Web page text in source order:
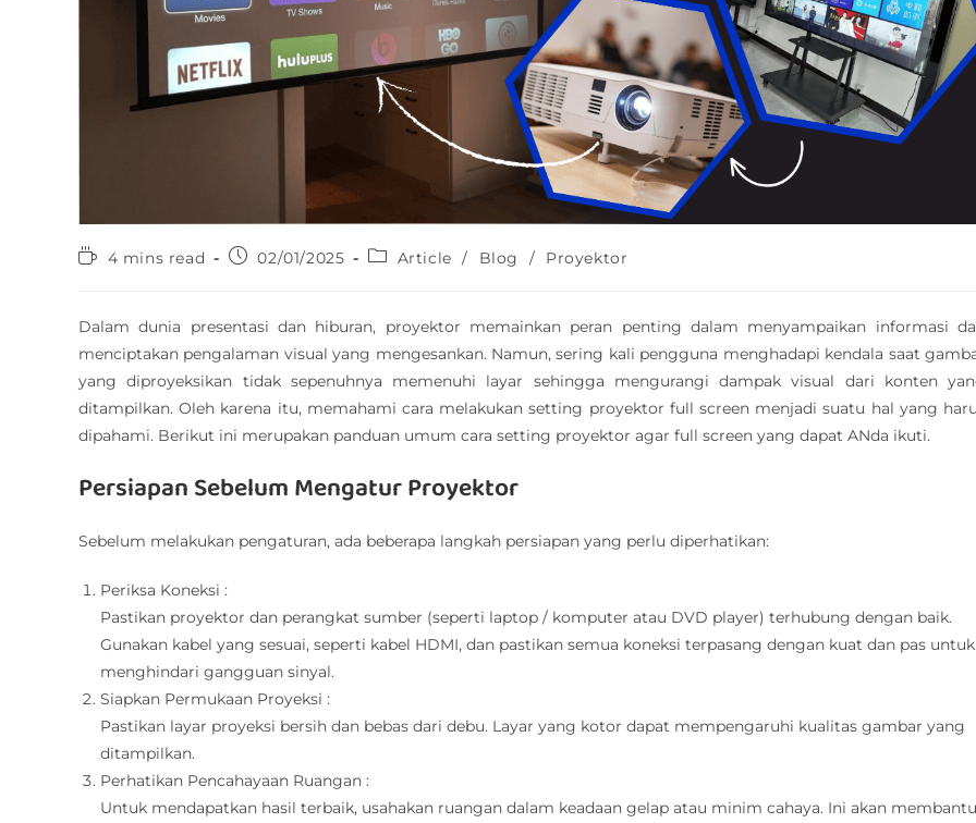
4 mins read 02/01/2025 Article / Blog / Proyektor
Dalam dunia presentasi dan hiburan, proyektor memainkan peran penting dalam menyampaikan informasi
menciptakan pengalaman visual yang mengesankan. Namun, sering kali pengguna menghadapi kendala saat
yang diproyeksikan tidak sepenuhnya memenuhi layar sehingga mengurangi dampak visual dari konten
ditampilkan. Oleh karena itu, memahami cara melakukan setting proyektor full screen menjadi suatu hal yang
dipahami. Berikut ini merupakan panduan umum cara setting proyektor agar full screen yang dapat ANda ikuti.
Persiapan Sebelum Mengatur Proyektor
Sebelum melakukan pengaturan, ada beberapa langkah persiapan yang perlu diperhatikan:
Periksa Koneksi :
Pastikan proyektor dan perangkat sumber (seperti laptop / komputer atau DVD player) terhubung dengan baik.
Gunakan kabel yang sesuai, seperti kabel HDMI, dan pastikan semua koneksi terpasang dengan kuat dan pas untuk
menghindari gangguan sinyal.
Siapkan Permukaan Proyeksi :
Pastikan layar proyeksi bersih dan bebas dari debu. Layar yang kotor dapat mempengaruhi kualitas gambar yang
ditampilkan.
Perhatikan Pencahayaan Ruangan :
Untuk mendapatkan hasil terbaik, usahakan ruangan dalam keadaan gelap atau minim cahaya. Ini akan membantu